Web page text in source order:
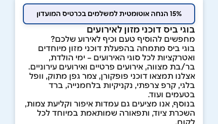
15% הנחה אוטומטית למשלמים בכרטיס המועדון
בוגי ביס דוכני מזון לאירועים
מחפשים להוסיף טעם וכיף לאירוע שלכם?
בוגי ביס מתמחה בהפעלת דוכני מזון מיוחדים
ואטרקציות לכל סוגי האירועים – ימי הולדת,
בר/בת מצווה, אירועים פרטיים ואירועים עירוניים.
אצלנו תמצאו דוכני פופקורן, צמר גפן מתוק, וופל
בלגי, קרפ צרפתי, נקניקיות בלחמנייה, ברד
בטעמים ועוד.
בנוסף, אנו מציעים גם עמדות איפור וקליעת צמות,
השכרת ציוד, ותפאורה שמותאמת במיוחד לכל